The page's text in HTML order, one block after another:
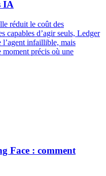
IA
réduit le coût des
capables d’agir seuls, Ledger
l’agent infaillible, mais
moment précis où une
Face : comment